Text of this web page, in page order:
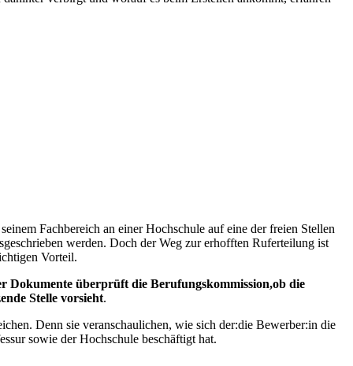
Fachbereich an einer Hochschule auf eine der freien Stellen
werden. Doch der Weg zur erhofften Ruferteilung ist
Vorteil.
Dokumente überprüft die Berufungskommission,ob die
Stelle vorsieht.
Denn sie veranschaulichen, wie sich der:die Bewerber:in die
sowie der Hochschule beschäftigt hat.